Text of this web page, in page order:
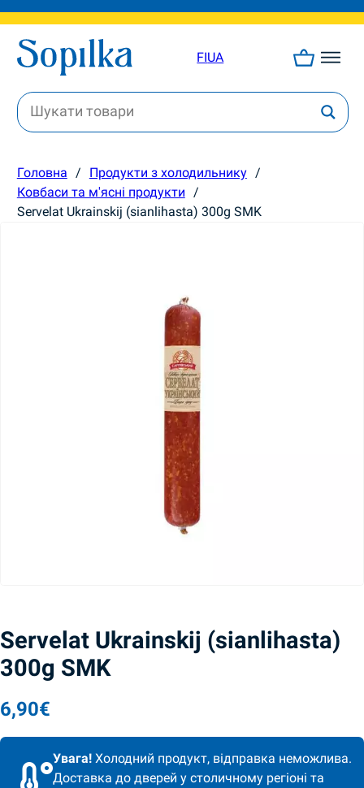
FIUA
Головна / Продукти з холодильнику /
Ковбаси та м'ясні продукти /
Servelat Ukrainskij (sianlihasta) 300g SMK
Servelat Ukrainskij (sianlihasta)
300g SMK
6,90€
Увага! Холодний продукт, відправка неможлива.
Доставка до дверей у столичному регіоні та